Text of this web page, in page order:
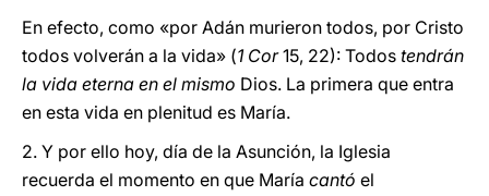
En efecto, como «por Adán murieron todos, por Cristo
todos volverán a la vida» (1 Cor15, 22): Todos tendrán
la vida eterna en el mismo Dios. La primera que entra
en esta vida en plenitud es María.
2. Y por ello hoy, día de la Asunción, la Iglesia
recuerda el momento en que María cantó el